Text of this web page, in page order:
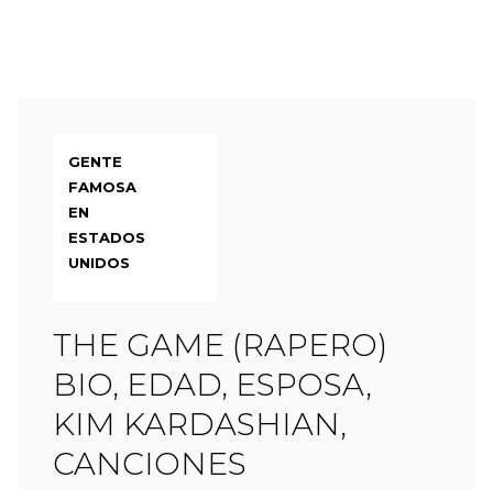
GENTE
FAMOSA
EN
ESTADOS
UNIDOS
THE GAME (RAPERO)
BIO, EDAD, ESPOSA,
KIM KARDASHIAN,
CANCIONES